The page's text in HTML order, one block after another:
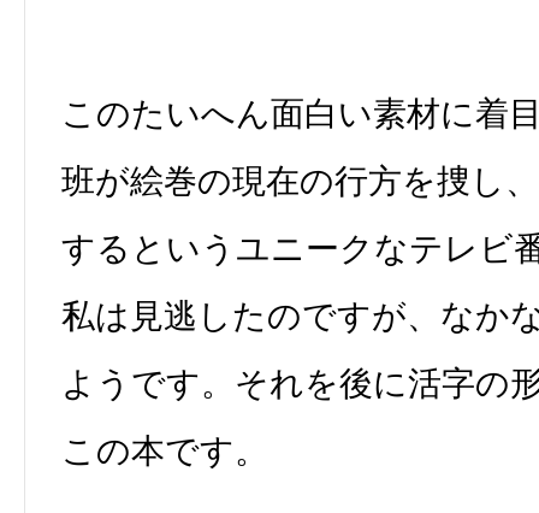
このたいへん面白い素材に着
班が絵巻の現在の行方を捜し
するというユニークなテレビ
私は見逃したのですが、なか
ようです。それを後に活字の
この本です。